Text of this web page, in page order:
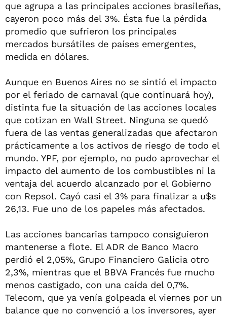
que agrupa a las principales acciones brasileñas,
cayeron poco más del 3%. Ésta fue la pérdida
promedio que sufrieron los principales
mercados bursátiles de países emergentes,
medida en dólares.
Aunque en Buenos Aires no se sintió el impacto
por el feriado de carnaval (que continuará hoy),
distinta fue la situación de las acciones locales
que cotizan en Wall Street. Ninguna se quedó
fuera de las ventas generalizadas que afectaron
prácticamente a los activos de riesgo de todo el
mundo. YPF, por ejemplo, no pudo aprovechar el
impacto del aumento de los combustibles ni la
ventaja del acuerdo alcanzado por el Gobierno
con Repsol. Cayó casi el 3% para finalizar a u$s
26,13. Fue uno de los papeles más afectados.
Las acciones bancarias tampoco consiguieron
mantenerse a flote. El ADR de Banco Macro
perdió el 2,05%, Grupo Financiero Galicia otro
2,3%, mientras que el BBVA Francés fue mucho
menos castigado, con una caída del 0,7%.
Telecom, que ya venía golpeada el viernes por un
balance que no convenció a los inversores, ayer